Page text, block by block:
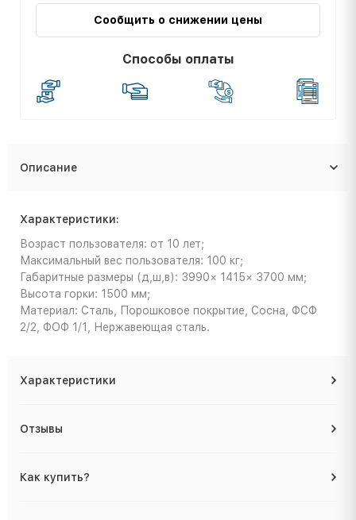
Сообщить о снижении цены
Способы оплаты
Описание
Характеристики:
Возраст пользователя: от 10 лет;
Максимальный вес пользователя: 100 кг;
Габаритные размеры (д,ш,в): 3990× 1415× 3700 мм;
Высота горки: 1500 мм;
Материал: Сталь, Порошковое покрытие, Сосна, ФСФ
2/2, ФОФ 1/1, Нержавеющая сталь.
Характеристики
Отзывы
Как купить?